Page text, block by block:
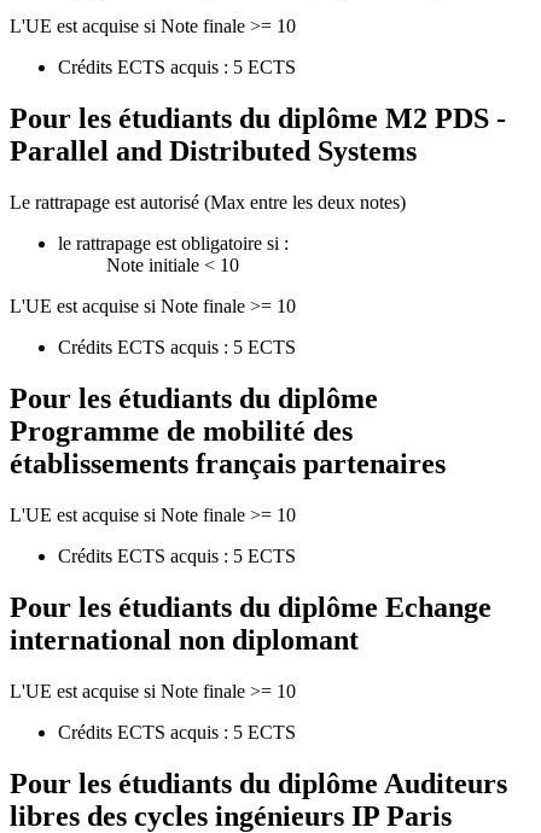
L'UE est acquise si Note finale >= 10
Crédits ECTS acquis : 5 ECTS
Pour les étudiants du diplôme M2 PDS -
Parallel and Distributed Systems
Le rattrapage est autorisé (Max entre les deux notes)
le rattrapage est obligatoire si :
Note initiale < 10
L'UE est acquise si Note finale >= 10
Crédits ECTS acquis : 5 ECTS
Pour les étudiants du diplôme
Programme de mobilité des
établissements français partenaires
L'UE est acquise si Note finale >= 10
Crédits ECTS acquis : 5 ECTS
Pour les étudiants du diplôme Echange
international non diplomant
L'UE est acquise si Note finale >= 10
Crédits ECTS acquis : 5 ECTS
Pour les étudiants du diplôme Auditeurs
libres des cycles ingénieurs IP Paris